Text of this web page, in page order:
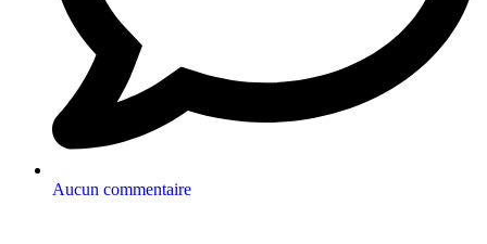
Aucun commentaire